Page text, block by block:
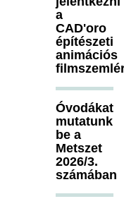
a
CAD'oro
építészeti
animációs
Óvodákat
mutatunk
be a
Metszet
2026/3.
számában